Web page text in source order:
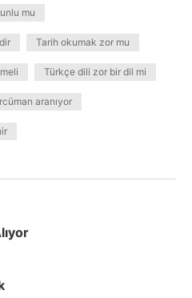
mu
Tarih okumak zor mu
Türkçe dili zor bir dil mi
aranıyor